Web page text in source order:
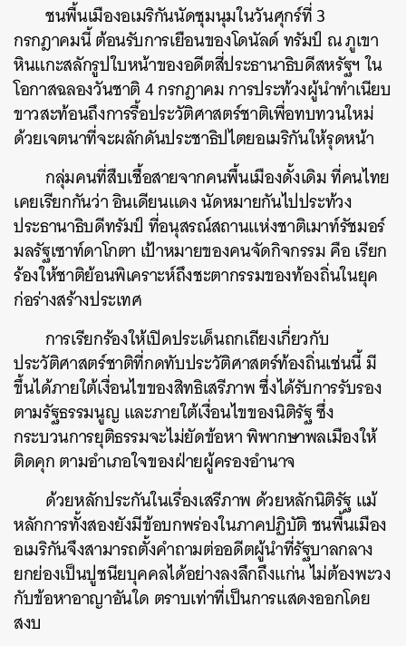
ชนพื้นเมืองอเมริกันนัดชุมนุมในวันศุกร์ที่3
กรกฎาคมนี้ต้อนรับการเยือนของโดนัลด์ทรัมป์ ณภูเขา
หินแกะสลักรูปใบหน้าของอดีตสี่ประธานาธิบดีสหรัฐฯ ใน
โอกาสฉลองวันชาติ4กรกฎาคมการประท้วงผู้นำทำเนียบ
ขาวสะท้อนถึงการรื้อประวัติศาสตร์ชาติเพื่อทบทวนใหม่
ด้วยเจตนาที่จะผลักดันประชาธิปไตยอเมริกันให้รุดหน้า
กลุ่มคนที่สืบเชื้อสายจากคนพื้นเมืองดั้งเดิมที่คนไทย
เคยเรียกกันว่าอินเดียนแดงนัดหมายกันไปประท้วง
ประธานาธิบดีทรัมป์ ที่อนุสรณ์สถานแห่งชาติเมาท์รัชมอร์
มลรัฐเซาท์ดาโกตา เป้าหมายของคนจัดกิจกรรมคือเรียก
ร้องให้ชาติย้อนพิเคราะห์ถึงชะตากรรมของท้องถิ่นในยุค
ก่อร่างสร้างประเทศ
การเรียกร้องให้เปิดประเด็นถกเถียงเกี่ยวกับ
ประวัติศาสตร์ชาติที่กดทับประวัติศาสตร์ท้องถิ่นเช่นนี้มี
ขึ้นได้ภายใต้เงื่อนไขของสิทธิเสรีภาพซึ่งได้รับการรับรอง
ตามรัฐธรรมนูญ และภายใต้เงื่อนไขของนิติรัฐซึ่ง
กระบวนการยุติธรรมจะไม่ยัดข้อหาพิพากษาพลเมืองให้
ติดคุกตามอำเภอใจของฝ่ายผู้ครองอำนาจ
ด้วยหลักประกันในเรื่องเสรีภาพ ด้วยหลักนิติรัฐแม้
หลักการทั้งสองยังมีข้อบกพร่องในภาคปฏิบัติชนพื้นเมือง
อเมริกันจึงสามารถตั้งคำถามต่ออดีตผู้นำที่รัฐบาลกลาง
ยกย่องเป็นปูชนียบุคคลได้อย่างลงลึกถึงแก่นไม่ต้องพะวง
กับข้อหาอาญาอันใด ตราบเท่าที่เป็นการแสดงออกโดย
สงบ